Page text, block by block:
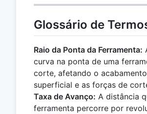
Glossário de
Raio da Ponta da Ferramenta:
curva na ponta de uma
corte, afetando o acabamento
superficial e as forças de
Taxa de Avanço: A distância
ferramenta percorre por